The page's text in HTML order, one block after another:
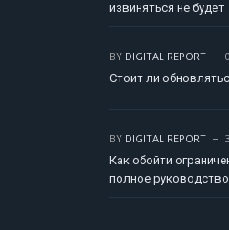
извиняться не будет
BY DIGITAL REPORT
Стоит ли
BY DIGITAL REPORT
Как обойти
полное